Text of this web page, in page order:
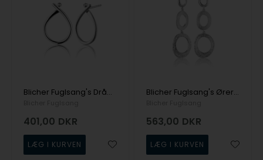
Blicher Fuglsang's Dråbeformede øreringe i blankt sølv
401,00 DKR
Blicher Fuglsang's Øreringe i sølv
563,00 DKR